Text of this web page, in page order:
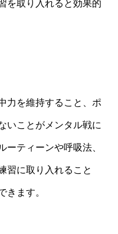
を取り入れると効果的
力を維持すること、ポ
いことがメンタル戦に
ーティーンや呼吸法、
習に取り入れること
きます。